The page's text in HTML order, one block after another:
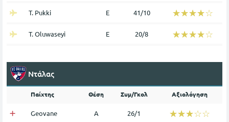
T. Pukki Ε 41/10 ☆☆☆☆☆
★★★★★
T. Oluwaseyi Ε 20/8 ☆☆☆☆☆
★★★★★
Ντάλας
Παίχτης Θέση Συμ/Γκολ Αξιολόγηση
Geovane Α 26/1 ☆☆☆☆☆
★★★★★